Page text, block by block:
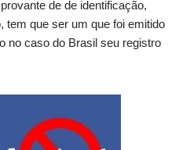
de de identificação,
tem que ser um que foi emitido
no caso do Brasil seu registro